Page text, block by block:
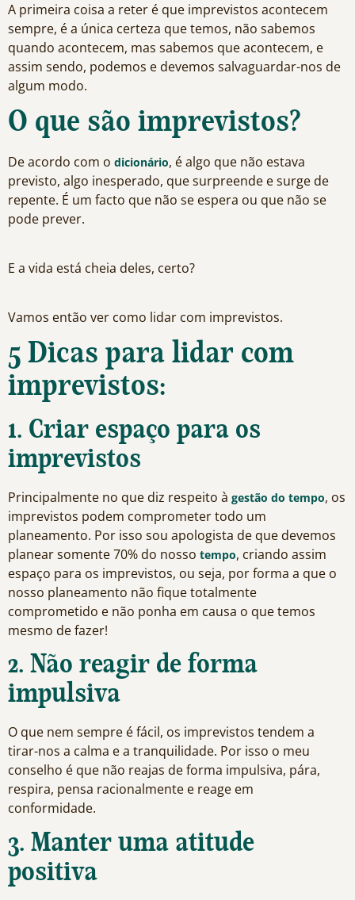
A primeira coisa a reter é que imprevistos acontecem
sempre, é a única certeza que temos, não sabemos
quando acontecem, mas sabemos que acontecem, e
assim sendo, podemos e devemos salvaguardar-nos de
algum modo.
O que são imprevistos?
De acordo com o dicionário, é algo que não estava
previsto, algo inesperado, que surpreende e surge de
repente. É um facto que não se espera ou que não se
pode prever.
E a vida está cheia deles, certo?
Vamos então ver como lidar com imprevistos.
5 Dicas para lidar com
imprevistos:
1. Criar espaço para os
imprevistos
Principalmente no que diz respeito à gestão do tempo, os
imprevistos podem comprometer todo um
planeamento. Por isso sou apologista de que devemos
planear somente 70% do nosso tempo, criando assim
espaço para os imprevistos, ou seja, por forma a que o
nosso planeamento não fique totalmente
comprometido e não ponha em causa o que temos
mesmo de fazer!
2. Não reagir de forma
impulsiva
O que nem sempre é fácil, os imprevistos tendem a
tirar-nos a calma e a tranquilidade. Por isso o meu
conselho é que não reajas de forma impulsiva, pára,
respira, pensa racionalmente e reage em
conformidade.
3. Manter uma atitude
positiva